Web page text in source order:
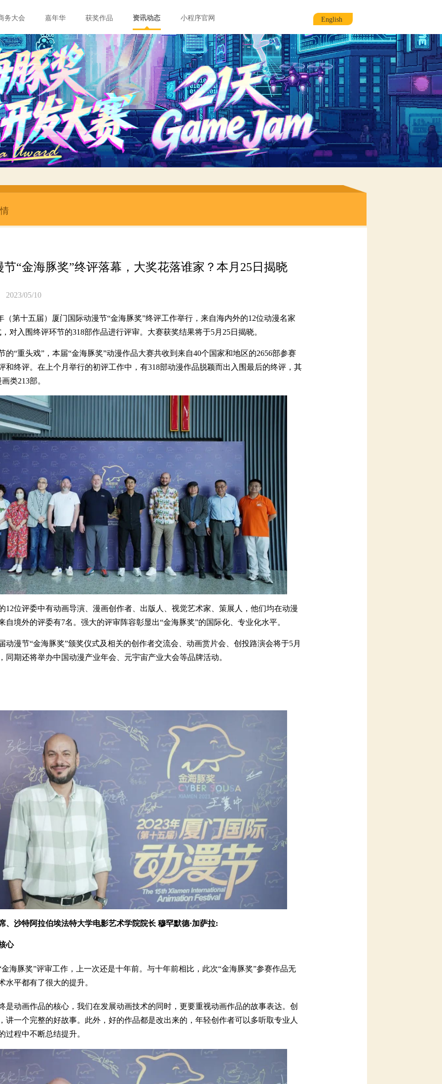
首页 商务大会 嘉年华 获奖作品 小程序官网
> 资讯详情
际动漫节“金海豚奖”终评落幕，大奖花落谁家？本月25日揭晓
际动漫节 2023/05/10
对入围终评环节的318部作品进行评审。大赛获奖结果将于5月25日揭晓。
终评。在上个月举行的初评工作中，有318部动漫作品脱颖而出入围最后的终评，其
类213部。
位评委中有动画导演、漫画创作者、出版人、视觉艺术家、策展人，他们均在动漫
境外的评委有7名。强大的评审阵容彰显出“金海豚奖”的国际化、专业化水平。
漫节“金海豚奖”颁奖仪式及相关的创作者交流会、动画赏片会、创投路演会将于5月
期还将举办中国动漫产业年会、元宇宙产业大会等品牌活动。
沙特阿拉伯埃法特大学电影艺术学院院长 穆罕默德·加萨拉:
海豚奖”评审工作，上一次还是十年前。与十年前相比，此次“金海豚奖”参赛作品无
动画作品的核心，我们在发展动画技术的同时，更要重视动画作品的故事表达。创
程中不断总结提升。